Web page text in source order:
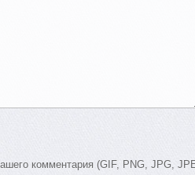
комментария (GIF, PNG, JPG,